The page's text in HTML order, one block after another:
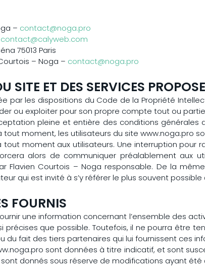
– contact@noga.pro
contact@calyweb.com
75013 Paris
– Noga – contact@noga.pro
SITE ET DES SERVICES
par les dispositions du Code de la Propriété
ou exploiter pour son propre compte tout ou
pleine et entière des conditions
moment, les utilisateurs du site www.noga.pro
moment aux utilisateurs. Une interruption
alors de communiquer préalablement aux
Flavien Courtois – Noga responsable. De la
qui est invité à s’y référer le plus souvent
FOURNIS
une information concernant l’ensemble des
précises que possible. Toutefois, il ne pourra être
du fait des tiers partenaires qui lui fournissent ces
sont données à titre indicatif, et sont
donnés sous réserve de modifications ayant